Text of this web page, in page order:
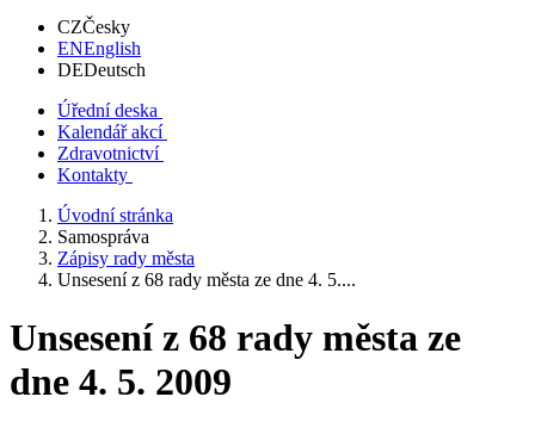
CZČesky
ENEnglish
DEDeutsch
Úřední deska
Kalendář akcí
Zdravotnictví
Kontakty
Úvodní stránka
Samospráva
Zápisy rady města
Unsesení z 68 rady města ze dne 4. 5....
Unsesení z 68 rady města ze
dne 4. 5. 2009